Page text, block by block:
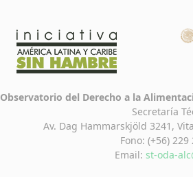
Observatorio del Derecho a la
Secretaría
Av. Dag Hammarskjöld 3241,
Fono: (+56) 229
Email: st-oda-